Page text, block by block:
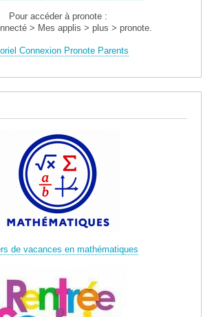
Pour accéder à pronote :
> Mes applis > plus > pronote.
Connexion Pronote Parents
de vacances en mathématiques